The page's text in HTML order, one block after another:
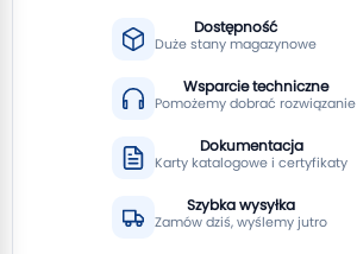
Dostępność
Duże stany magazynowe
Wsparcie techniczne
Pomożemy dobrać rozwiązanie
Dokumentacja
Karty katalogowe i certyfikaty
Szybka wysyłka
Zamów dziś, wyślemy jutro